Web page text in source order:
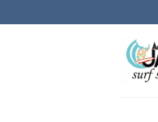
to